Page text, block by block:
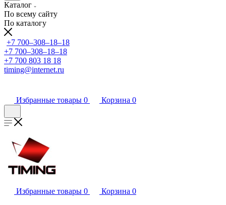
Каталог
По всему сайту
По каталогу
+7 700‒308‒18‒18
+7 700‒308‒18‒18
+7 700 803 18 18
timing@internet.ru
Избранные товары 0 Корзина 0
Избранные товары 0 Корзина 0